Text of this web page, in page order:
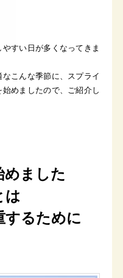
すい日が多くなってきま
こんな季節に、スプライ
めましたので、ご紹介し
ました
は
るために